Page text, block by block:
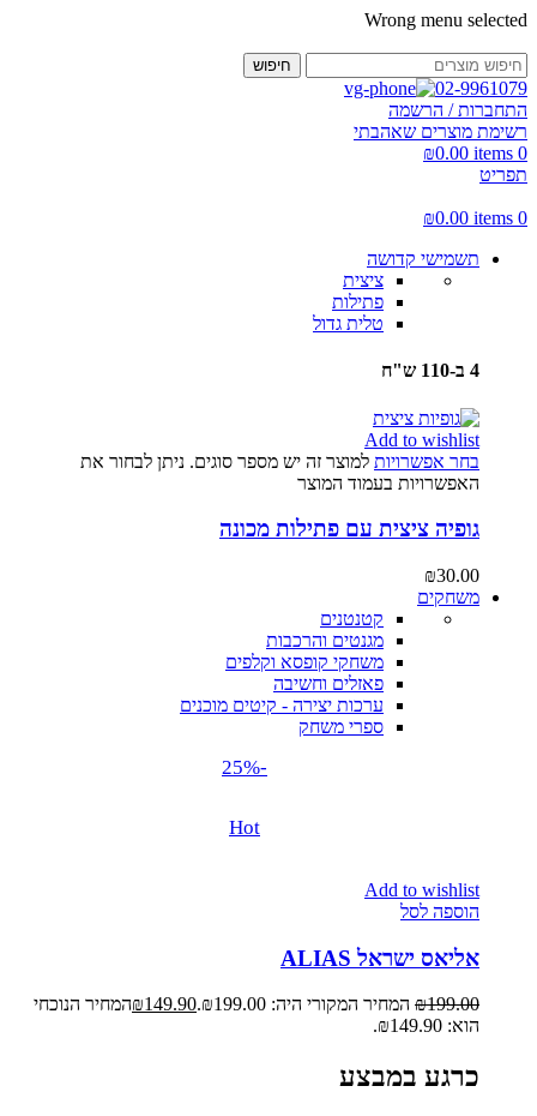
Wrong menu selected
חיפוש
02-9961079
התחברות / הרשמה
רשימת מוצרים שאהבתי
0
items
₪0.00
תפריט
0
items
₪0.00
תשמישי קדושה
ציצית
פתילות
טלית גדול
4 ב-110 ש"ח
Add to wishlist
בחר אפשרויות למוצר זה יש מספר סוגים. ניתן לבחור את
האפשרויות בעמוד המוצר
גופיה ציצית עם פתילות מכונה
₪30.00
משחקים
קטנטנים
מגנטים והרכבות
משחקי קופסא וקלפים
פאזלים וחשיבה
ערכות יצירה - קיטים מוכנים
ספרי משחק
-25%
Hot
Add to wishlist
הוספה לסל
אליאס ישראל ALIAS
₪199.00 המחיר המקורי היה: ₪199.00. ₪149.90
המחיר הנוכחי
הוא: ₪149.90.
כרגע במבצע